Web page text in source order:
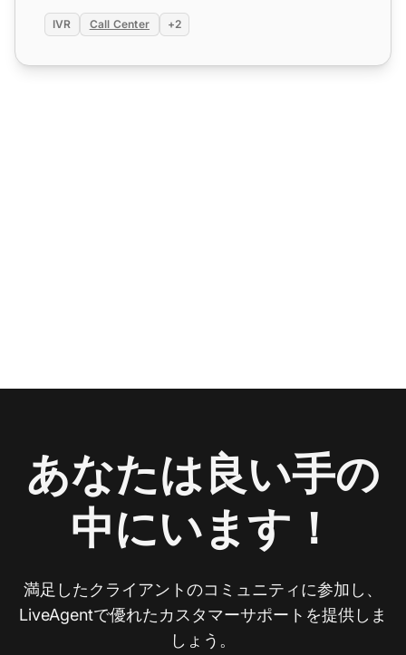
IVR Call Center +2
あなたは良い手の
中にいます！
満足したクライアントのコミュニティに参加し、
LiveAgentで優れたカスタマーサポートを提供しま
しょう。